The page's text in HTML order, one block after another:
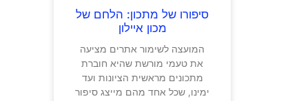
סיפורו של מתכון: הלחם של
מכון איילון
המועצה לשימור אתרים מציעה
את טעמי מורשת שהיא חוברת
מתכונים מראשית הציונות ועד
ימינו, שכל אחד מהם מייצג סיפור